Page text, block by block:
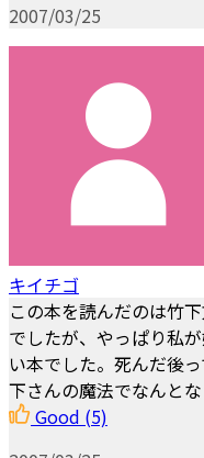
2007/03/25
キイチゴ
この本を読んだのは竹
でしたが、やっぱり私
い本でした。死んだ後
下さんの魔法でなんと
Good (5)